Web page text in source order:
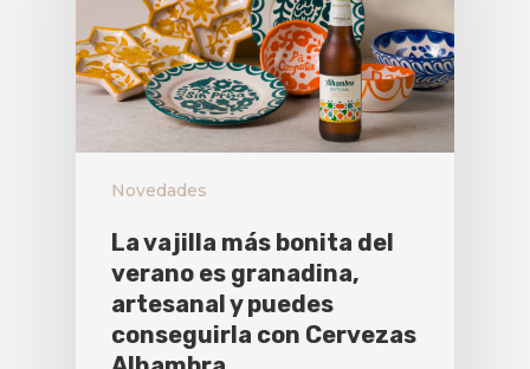
Novedades
La vajilla más bonita del
verano es granadina,
artesanal y puedes
conseguirla con Cervezas